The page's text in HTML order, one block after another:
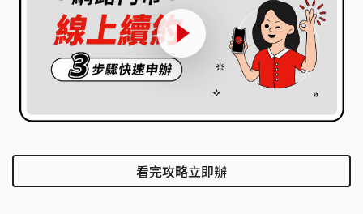
看完攻略立即辦